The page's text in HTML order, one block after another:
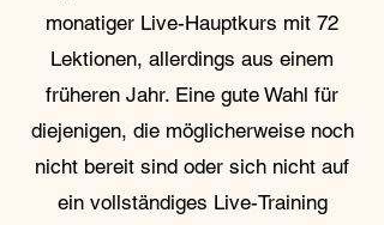
monatiger Live-Hauptkurs mit 72
Lektionen, allerdings aus einem
früheren Jahr. Eine gute Wahl für
diejenigen, die möglicherweise noch
nicht bereit sind oder sich nicht auf
ein vollständiges Live-Training